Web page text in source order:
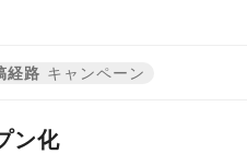
経路 キャンペーン
ン化